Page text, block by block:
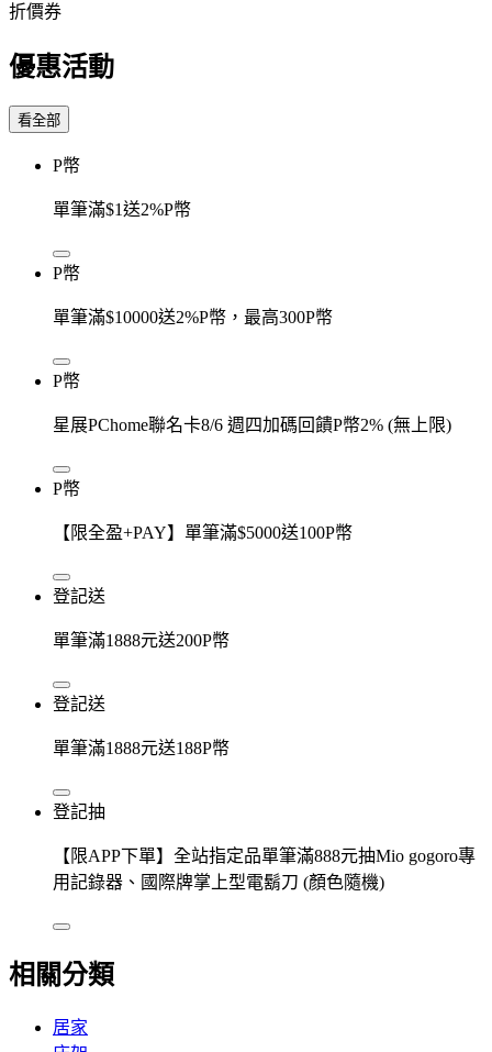
折價券
優惠活動
看全部
P幣
單筆滿$1送2%P幣
P幣
單筆滿$10000送2%P幣，最高300P幣
P幣
星展PChome聯名卡8/6 週四加碼回饋P幣2% (無上限)
P幣
【限全盈+PAY】單筆滿$5000送100P幣
登記送
單筆滿1888元送200P幣
登記送
單筆滿1888元送188P幣
登記抽
【限APP下單】全站指定品單筆滿888元抽Mio gogoro專
用記錄器、國際牌掌上型電鬍刀 (顏色隨機)
相關分類
居家